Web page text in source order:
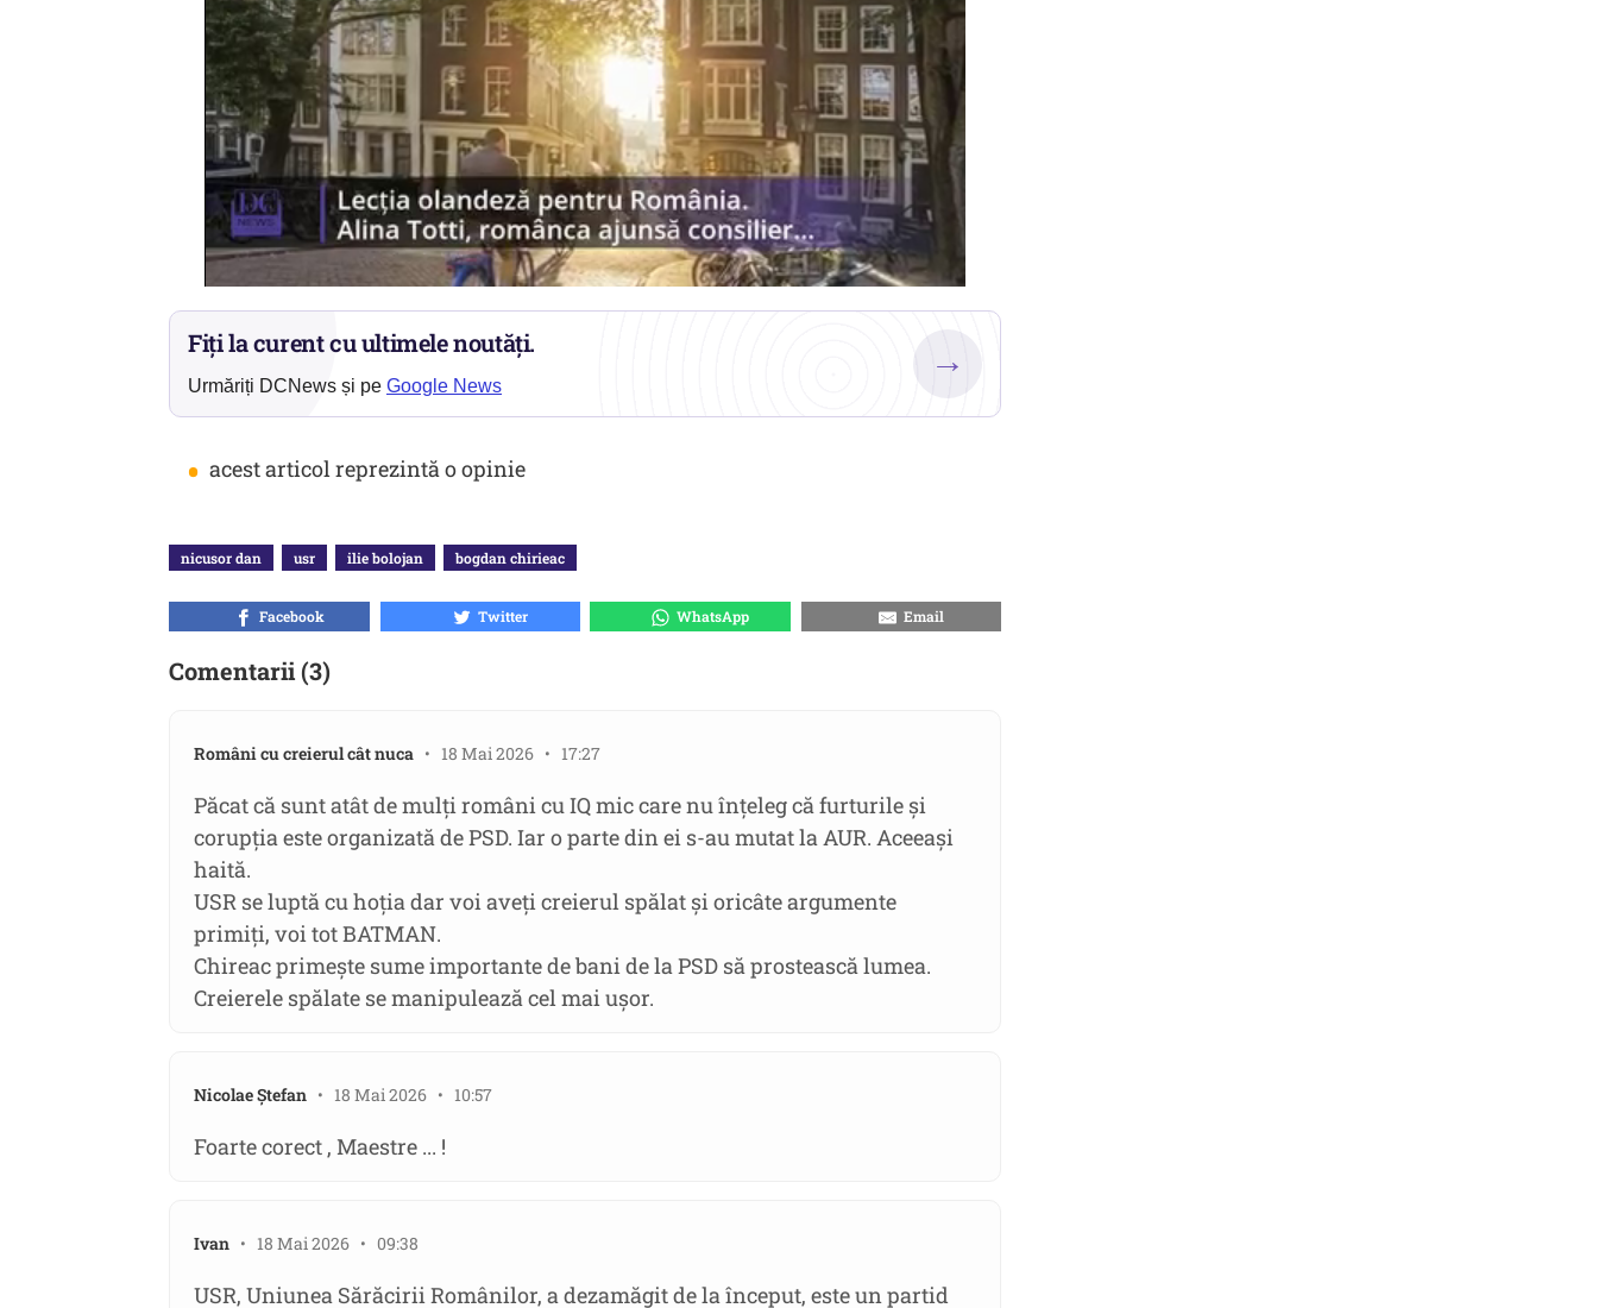
Fiți la curent cu ultimele noutăți.
Urmăriți DCNews și pe Google News
→
• acest articol reprezintă o opinie
nicusor dan usr ilie bolojan bogdan chirieac
Facebook Twitter WhatsApp Email
Comentarii (3)
Români cu creierul cât nuca • 18 Mai 2026 • 17:27
Păcat că sunt atât de mulți români cu IQ mic care nu înțeleg că furturile și
corupția este organizată de PSD. Iar o parte din ei s-au mutat la AUR. Aceeași
haită.
USR se luptă cu hoția dar voi aveți creierul spălat și oricâte argumente
primiți, voi tot BATMAN.
Chireac primește sume importante de bani de la PSD să prostească lumea.
Creierele spălate se manipulează cel mai ușor.
Nicolae Ștefan • 18 Mai 2026 • 10:57
Foarte corect , Maestre ... !
Ivan • 18 Mai 2026 • 09:38
USR, Uniunea Sărăcirii Românilor, a dezamăgit de la început, este un partid